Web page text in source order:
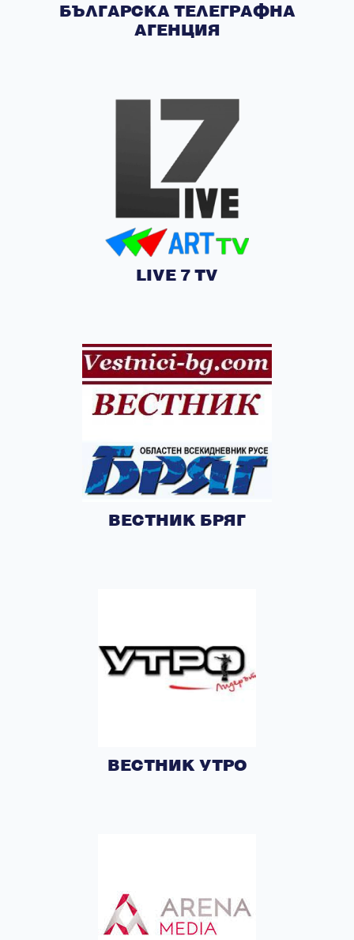
БЪЛГАРСКА ТЕЛЕГРАФНА
АГЕНЦИЯ
LIVE 7 TV
ВЕСТНИК БРЯГ
ВЕСТНИК УТРО